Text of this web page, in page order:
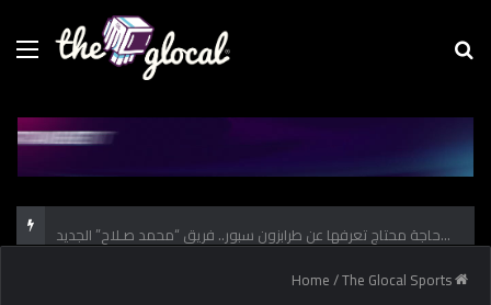
Menu
/The Glocal Sports